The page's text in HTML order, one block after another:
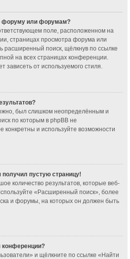
форуму или форумам?
поле, расположенном на
страницах просмотра форума или
расширенный поиск, щёлкнув по ссылке
на всех страницах конференции.
зависеть от используемого стиля.
был слишком неопределённым и
по которым в phpBB не
конкретны и используйте возможности
получил пустую страницу!
количество результатов, которые веб-
«Расширенный поиск», более
и форумы, на которых он должен быть
конференции?
и щёлкните по ссылке «Найти